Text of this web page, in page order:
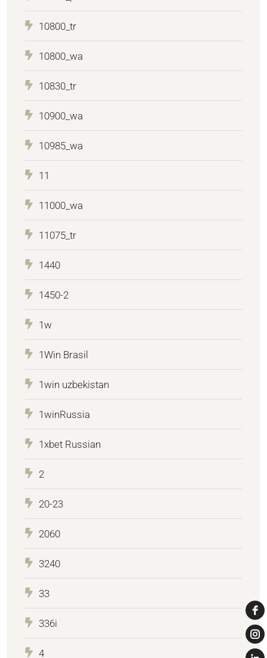
10800_tr
10800_wa
10830_tr
10900_wa
10985_wa
11
11000_wa
11075_tr
1440
1450-2
1w
1Win Brasil
1win uzbekistan
1winRussia
1xbet Russian
2
20-23
2060
3240
33
336i
4